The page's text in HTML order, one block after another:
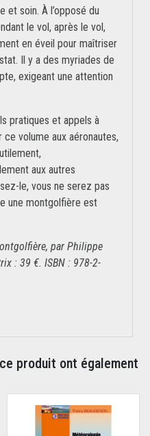
et soin. À l’opposé du
le vol, après le vol,
en éveil pour maîtriser
Il y a des myriades de
exigeant une attention
pratiques et appels à
volume aux aéronautes,
aux autres
le, vous ne serez pas
une montgolfière est
par Philippe
: 39 €. ISBN : 978-2-
produit ont également